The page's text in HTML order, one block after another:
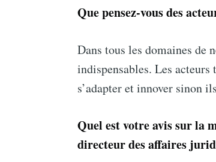
Que pensez-vous des
Dans tous les domaines de
indispensables. Les
s’adapter et innover sinon
Quel est votre avis sur la
directeur des affaires